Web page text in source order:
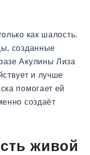
как шалость.
созданные
Акулины Лиза
и лучше
помогает ей
создаёт
живой